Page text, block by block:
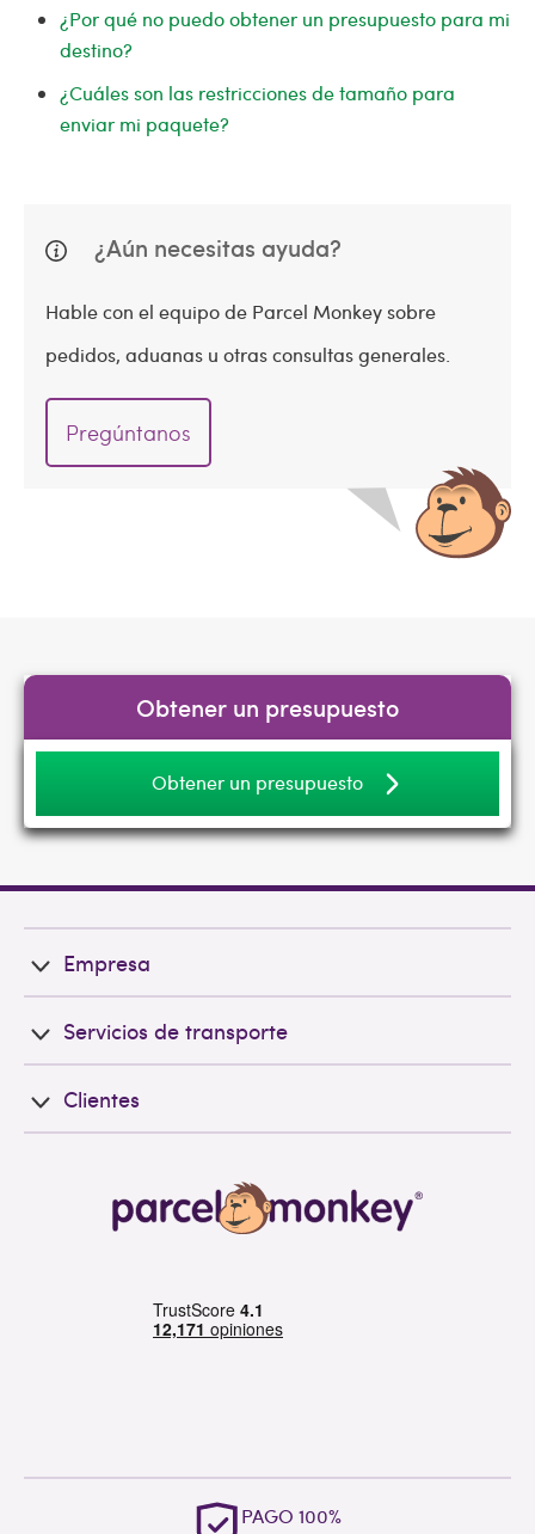
¿Por qué no puedo obtener un presupuesto para mi
destino?
¿Cuáles son las restricciones de tamaño para
enviar mi paquete?
¿Aún necesitas ayuda?
Hable con el equipo de Parcel Monkey sobre
pedidos, aduanas u otras consultas generales.
Pregúntanos
Obtener un presupuesto
Obtener un presupuesto
Empresa
Servicios de transporte
Clientes
PAGO 100%